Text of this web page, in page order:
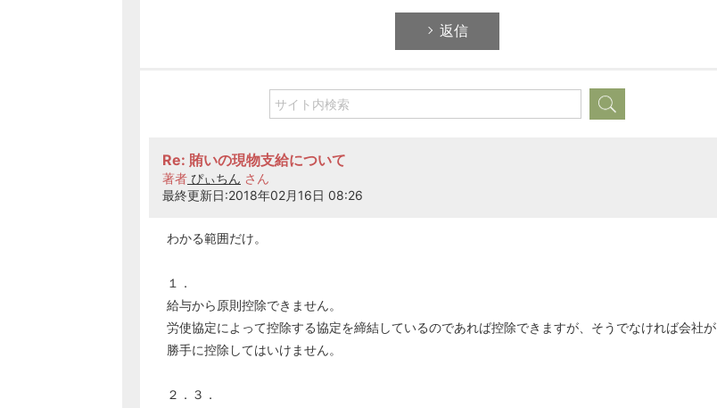
返信
Re: 賄いの現物支給について
著者 ぴぃちん さん
最終更新日:2018年02月16日 08:26
わかる範囲だけ。
１．
給与から原則控除できません。
労使協定によって控除する協定を締結しているのであれば控除できますが、そうでなければ会社が
勝手に控除してはいけません。
２．３．